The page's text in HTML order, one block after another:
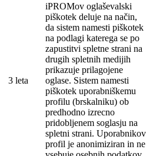
3 leta
iPROMov oglaševalski
piškotek deluje na način,
da sistem namesti piškotek
na podlagi katerega se po
zapustitvi spletne strani na
drugih spletnih medijih
prikazuje prilagojene
oglase. Sistem namesti
piškotek uporabniškemu
profilu (brskalniku) ob
predhodno izrecno
pridobljenem soglasju na
spletni strani. Uporabnikov
profil je anonimiziran in ne